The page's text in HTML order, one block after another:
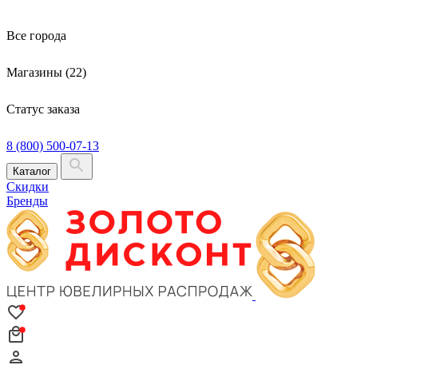
Все города
Магазины (22)
Статус заказа
8 (800) 500-07-13
Каталог
Скидки
Бренды